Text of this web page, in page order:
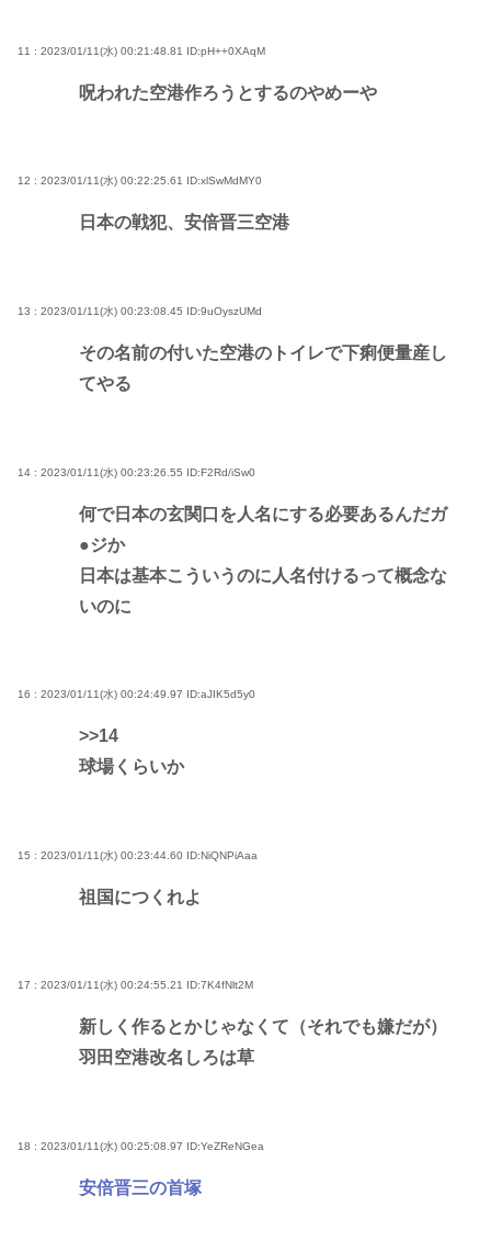
11 : 2023/01/11(水) 00:21:48.81 ID:pH++0XAqM
呪われた空港作ろうとするのやめーや
12 : 2023/01/11(水) 00:22:25.61 ID:xlSwMdMY0
日本の戦犯、安倍晋三空港
13 : 2023/01/11(水) 00:23:08.45 ID:9uOyszUMd
その名前の付いた空港のトイレで下痢便量産し
てやる
14 : 2023/01/11(水) 00:23:26.55 ID:F2Rd/iSw0
何で日本の玄関口を人名にする必要あるんだガ
●ジか
日本は基本こういうのに人名付けるって概念な
いのに
16 : 2023/01/11(水) 00:24:49.97 ID:aJIK5d5y0
>>14
球場くらいか
15 : 2023/01/11(水) 00:23:44.60 ID:NiQNPiAaa
祖国につくれよ
17 : 2023/01/11(水) 00:24:55.21 ID:7K4fNlt2M
新しく作るとかじゃなくて（それでも嫌だが）
羽田空港改名しろは草
18 : 2023/01/11(水) 00:25:08.97 ID:YeZReNGea
安倍晋三の首塚